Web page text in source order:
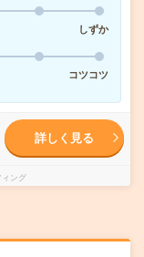
しずか
コツコツ
詳しく見る
ング